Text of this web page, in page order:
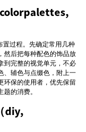
置过程。先确定常用几种
然后把每种配色的饰品放
到完整的视觉单元，不必
、辅色与点缀色，附上一
环保的使用者，优先保留
的消费。
diy,